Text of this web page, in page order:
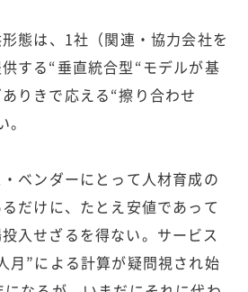
態は、1社（関連・協力会社を
する“垂直統合型“モデルが基
りきで応える“擦り合わせ
ベンダーにとって人材育成の
だけに、たとえ安値であって
入せざるを得ない。サービス
月”による計算が疑問視され始